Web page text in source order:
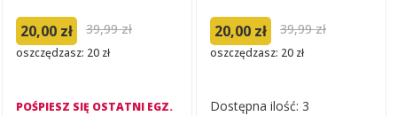
20,00 zł 39,99 zł
oszczędzasz: 20 zł
POŚPIESZ SIĘ OSTATNI EGZ.
20,00 zł 39,99 zł
oszczędzasz: 20 zł
Dostępna ilość: 3